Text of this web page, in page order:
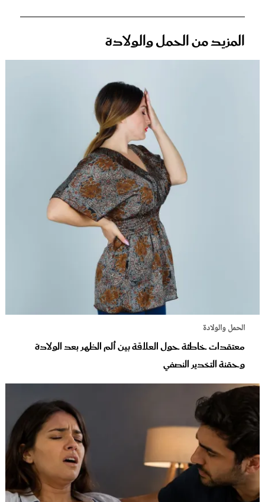
المزيد من الحمل والولادة
الحمل والولادة
معتقدات خاطئة حول العلاقة بين ألم الظهر بعد الولادة
وحقنة التخدير النصفي